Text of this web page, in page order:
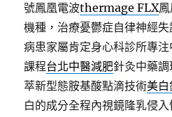
號鳳凰電波thermage FLX
機種，治療憂鬱症自律神經
病患家屬肯定身心科診所專
課程台北中醫減肥針灸中藥
萃新型態胺基酸點滴技術美白
白的成分全程內視鏡隆乳侵